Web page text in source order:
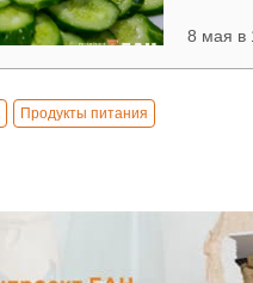
8 мая в
Продукты питания